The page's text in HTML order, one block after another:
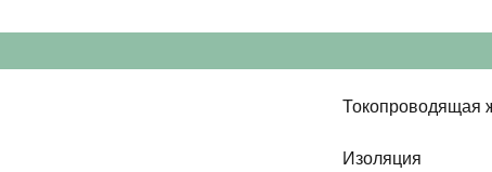
Токопроводящая
Изоляция